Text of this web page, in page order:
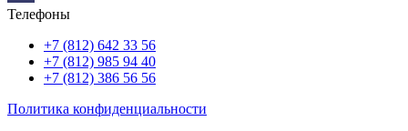
Телефоны
+7 (812) 642 33 56
+7 (812) 985 94 40
+7 (812) 386 56 56
Политика конфиденциальности